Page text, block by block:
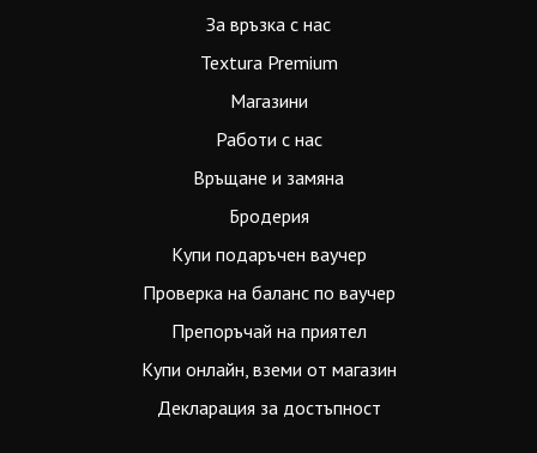
За връзка с нас
Textura Premium
Магазини
Работи с нас
Връщане и замяна
Бродерия
Купи подаръчен ваучер
Проверка на баланс по ваучер
Препоръчай на приятел
Купи онлайн, вземи от магазин
Декларация за достъпност